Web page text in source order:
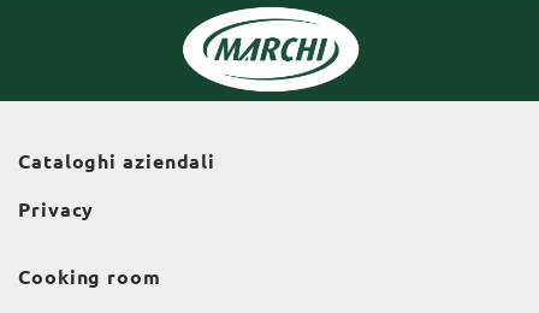
Cataloghi aziendali
Privacy
Cooking room